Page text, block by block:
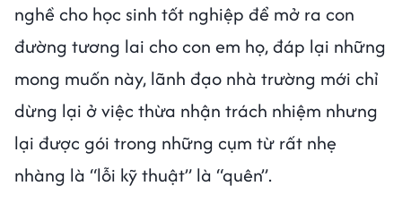
nghề cho học sinh tốt nghiệp để mở ra con
đường tương lai cho con em họ, đáp lại những
mong muốn này, lãnh đạo nhà trường mới chỉ
dừng lại ở việc thừa nhận trách nhiệm nhưng
lại được gói trong những cụm từ rất nhẹ
nhàng là “lỗi kỹ thuật” là “quên”.